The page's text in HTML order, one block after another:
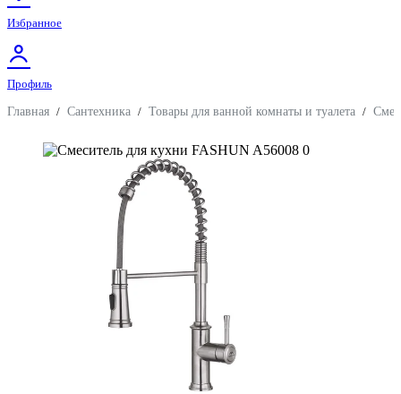
Избранное
Профиль
Главная / Сантехника / Товары для ванной комнаты и туалета /